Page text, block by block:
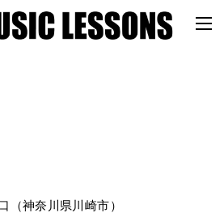
（神奈川県川崎市）